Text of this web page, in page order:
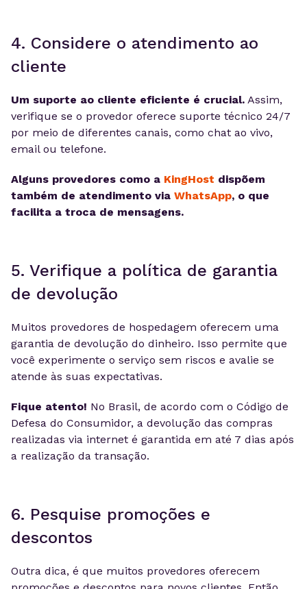
4. Considere o atendimento ao
cliente
Um suporte ao cliente eficiente é crucial. Assim,
verifique se o provedor oferece suporte técnico 24/7
por meio de diferentes canais, como chat ao vivo,
email ou telefone.
Alguns provedores como a KingHost dispõem
também de atendimento via WhatsApp, o que
facilita a troca de mensagens.
5. Verifique a política de garantia
de devolução
Muitos provedores de hospedagem oferecem uma
garantia de devolução do dinheiro. Isso permite que
você experimente o serviço sem riscos e avalie se
atende às suas expectativas.
Fique atento! No Brasil, de acordo com o Código de
Defesa do Consumidor, a devolução das compras
realizadas via internet é garantida em até 7 dias após
a realização da transação.
6. Pesquise promoções e
descontos
Outra dica, é que muitos provedores oferecem